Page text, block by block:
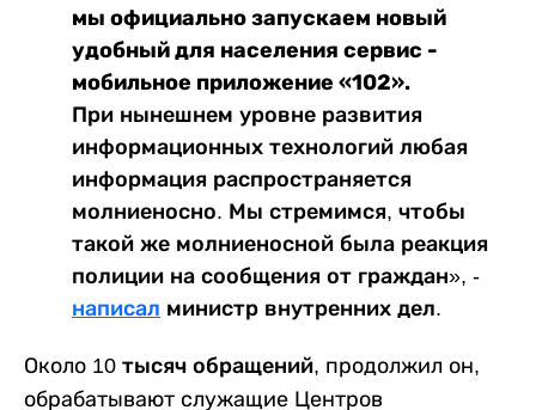
мы официально запускаем новый
удобный для населения сервис -
мобильное приложение «102».
При нынешнем уровне развития
информационных технологий любая
информация распространяется
молниеносно. Мы стремимся, чтобы
такой же молниеносной была реакция
полиции на сообщения от граждан», -
написал министр внутренних дел.
Около 10 тысяч обращений, продолжил он,
обрабатывают служащие Центров